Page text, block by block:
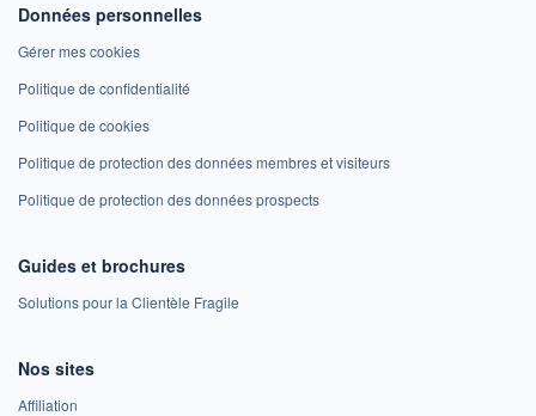
Données personnelles
Gérer mes cookies
Politique de confidentialité
Politique de cookies
Politique de protection des données membres et visiteurs
Politique de protection des données prospects
Guides et brochures
Solutions pour la Clientèle Fragile
Nos sites
Affiliation